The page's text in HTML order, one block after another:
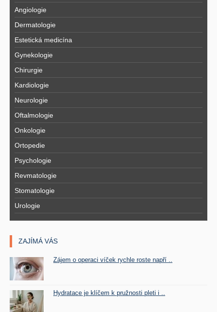
Angiologie
Dermatologie
Estetická medicína
Gynekologie
Chirurgie
Kardiologie
Neurologie
Oftalmologie
Onkologie
Ortopedie
Psychologie
Revmatologie
Stomatologie
Urologie
ZAJÍMÁ VÁS
Zájem o operaci víček rychle roste napří ..
Hydratace je klíčem k pružnosti pleti i ..